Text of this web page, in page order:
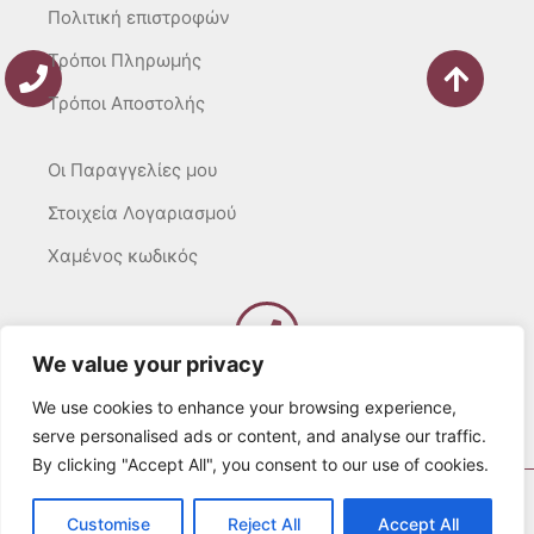
We value your privacy
We use cookies to enhance your browsing experience,
serve personalised ads or content, and analyse our traffic.
By clicking "Accept All", you consent to our use of cookies.
Customise Reject All Accept All
Πολιτική επιστροφών
Τρόποι Πληρωμής
Τρόποι Αποστολής
Οι Παραγγελίες μου
Στοιχεία Λογαριασμού
Χαμένος κωδικός
Καλέστε μας
Δευτ – Τετ. – Σαβ. : 10:00 – 15:00
Τρίτ. – Πέμπτ. – Παρ. : 10:00 – 21:00
© 2022 Λευκά Όνειρα All rights Reserved